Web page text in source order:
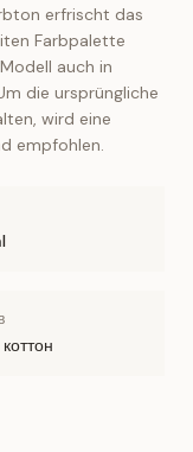
erfrischt das
Farbpalette
auch in
die ursprüngliche
wird eine
empfohlen.